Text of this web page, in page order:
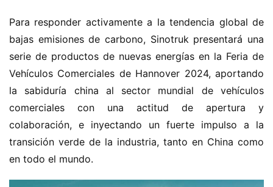
Para responder activamente a la tendencia global de
bajas emisiones de carbono, Sinotruk presentará una
serie de productos de nuevas energías en la Feria de
Vehículos Comerciales de Hannover 2024, aportando
la sabiduría china al sector mundial de vehículos
comerciales con una actitud de apertura y
colaboración, e inyectando un fuerte impulso a la
transición verde de la industria, tanto en China como
en todo el mundo.